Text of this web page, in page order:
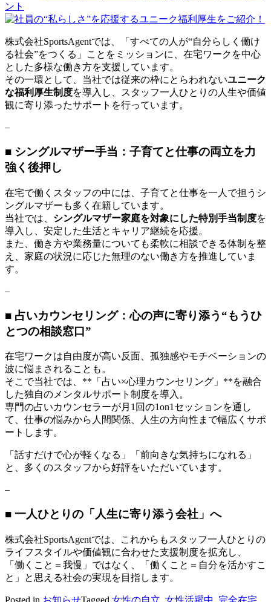
に
た
な
古
民
家
宿
ー
プ
ン
定
ント
株式会社SportsAgentでは、「すべての人が“自分らしく働け
る社会”をつくる」ことをミッションに、在宅ワークを中心
とした多様な働き方を支援しています。
その一環として、当社では従来の枠にとらわれないユニーク
な福利厚生制度を導入し、スタッフ一人ひとりの人生や価値
観に寄り添ったサポートを行っています。
–
■ シングルマザー手当：子育てと仕事の両立を力
強く後押し
在宅で働くスタッフの中には、子育てと仕事を一人で担うシ
ングルマザーも多く在籍しています。
当社では、 シングルマザー家庭を対象にした特別手当制度を
導入し、安定した生活とキャリア継続を応援。
また、働き方や業務量についても柔軟に相談できる体制を整
え、家庭の状況に応じた無理のない働き方を推進していま
す。
–
■ 占いカウンセリング：心の声に寄り添う“もうひ
とつの相談窓口”
在宅ワークは自由度が高い反面、孤独感やモチベーションの
波に悩まされることも。
そこで当社では、**「占い×心理カウンセリング」**を融合
した独自のメンタルサポート制度を導入。
専門の占いカウンセラーが月1回の1on1セッションを通し
て、仕事の悩みから人間関係、人生の方向性まで幅広くサポ
ートします。
「話すだけで心が軽くなる」「前向きな気持ちになれる」
と、多くのスタッフから好評をいただいています。
–
■ 一人ひとりの「人生に寄り添う会社」へ
株式会社SportsAgentでは、これからもスタッフ一人ひとりの
ライフスタイルや価値観に合わせた支援制度を拡充し、
「働くこと＝我慢」ではなく、「働くこと＝自分を活かすこ
と」と思える社会の実現を目指します。
Posted in お知らせTagged 女性の自立 女性活躍中 完全在宅